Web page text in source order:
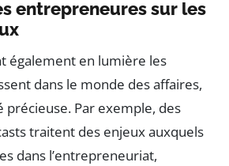
entrepreneures sur les
également en lumière les
dans le monde des affaires,
précieuse. Par exemple, des
traitent des enjeux auxquels
dans l’entrepreneuriat,